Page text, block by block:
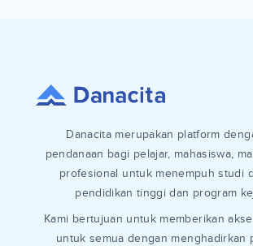
Danacita merupakan platform
pendanaan bagi pelajar, mahasiswa,
profesional untuk menempuh studi
pendidikan tinggi dan program
Kami bertujuan untuk memberikan
untuk semua dengan menghadirkan